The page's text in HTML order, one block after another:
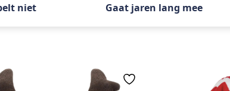
niet Gaat jaren lang mee